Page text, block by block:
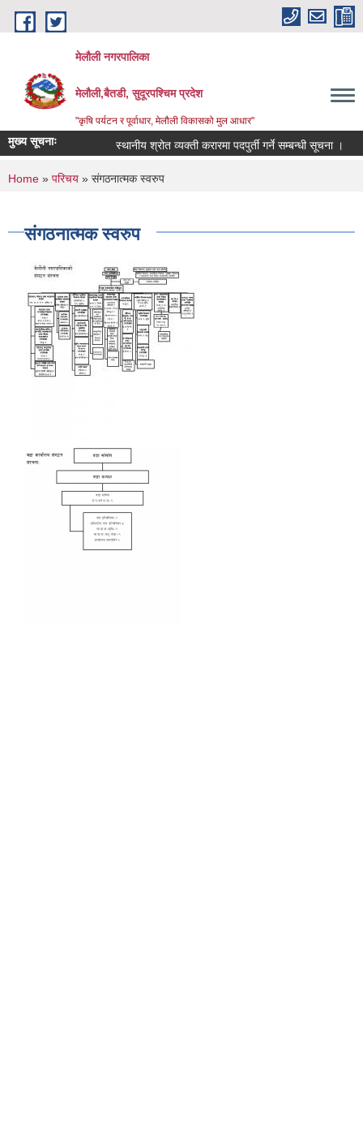
Skip to main content
मेलौली नगरपालिका
मेलौली,बैतडी, सुदूरपश्‍चिम प्रदेश
"कृषि पर्यटन र पूर्वाधार, मेलौली विकासको मुल आधार"
मुख्य सूचनाः स्थानीय श्रोत व्यक्ती करारमा पदपुर्ती गर्ने सम्बन्धी सूचना ।
You are here
Home » परिचय » संगठनात्मक स्वरुप
संगठनात्मक स्वरुप